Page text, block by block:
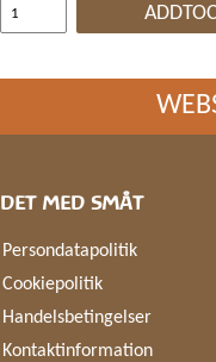
DET MED SMÅT
Persondatapolitik
Cookiepolitik
Handelsbetingelser
Kontaktinformation